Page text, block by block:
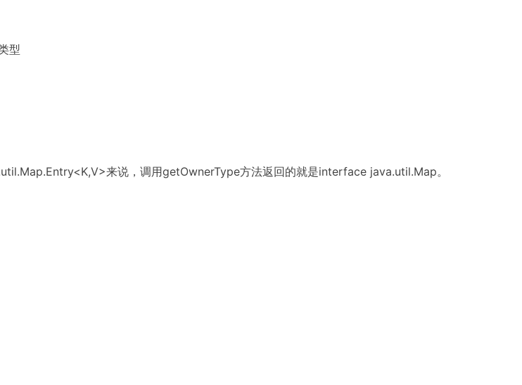
型
来说，调用getOwnerType方法返回的就是interface java.util.Map。